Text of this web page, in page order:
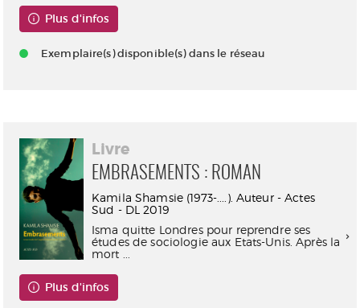
Plus d'infos
Exemplaire(s) disponible(s) dans le réseau
Livre
EMBRASEMENTS : ROMAN
Kamila Shamsie (1973-....). Auteur - Actes
Sud - DL 2019
Isma quitte Londres pour reprendre ses
études de sociologie aux Etats-Unis. Après la
mort ...
Plus d'infos